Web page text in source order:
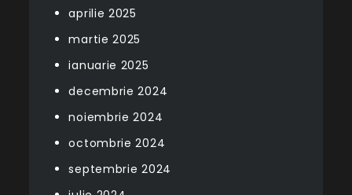
aprilie 2025
martie 2025
ianuarie 2025
decembrie 2024
noiembrie 2024
octombrie 2024
septembrie 2024